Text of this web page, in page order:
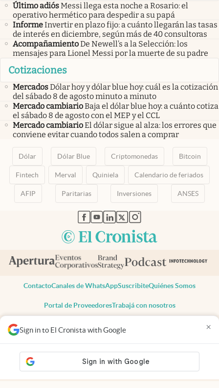
Sign in to El Cronista with Google ×
Último adiósMessi llega esta noche a Rosario: el
operativo hermético para despedir a su papá
InformeInvertir en plazo fijo: a cuánto llegarán las tasas
de interés en diciembre, según más de 40 consultoras
AcompañamientoDe Newell’s a la Selección: los
mensajes para Lionel Messi por la muerte de su padre
Cotizaciones
MercadosDólar hoy y dólar blue hoy: cuál es la cotización
del sábado 8 de agosto minuto a minuto
Mercado cambiarioBaja el dólar blue hoy: a cuánto cotiza
el sábado 8 de agosto con el MEP y el CCL
Mercado cambiarioEl dólar sigue al alza: los errores que
conviene evitar cuando todos salen a comprar
Dólar Dólar Blue Criptomonedas Bitcoin
Fintech Merval Quiniela Calendario de feriados
AFIP Paritarias Inversiones ANSES
abre en nueva pestaña
abre en nueva pestaña
abre en nueva pestaña
abre en nueva pestaña
abre en nueva pestaña
ContactoCanales de WhatsAppSuscribiteQuiénes Somos
Portal de ProveedoresTrabajá con nosotros
Todos los derechos reservados
Privacidad
Consentimiento
Tel:+54 11 7078-3270